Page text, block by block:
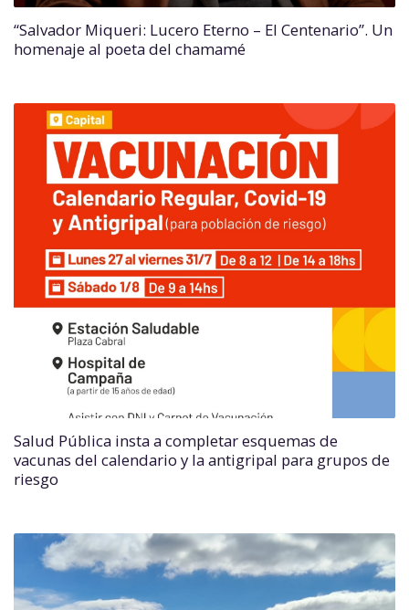
“Salvador Miqueri: Lucero Eterno – El Centenario”. Un
homenaje al poeta del chamamé
Salud Pública insta a completar esquemas de
vacunas del calendario y la antigripal para grupos de
riesgo